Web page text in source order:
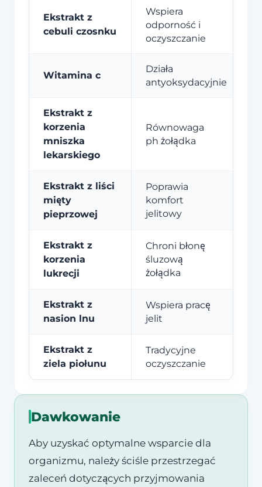
Ekstrakt z
cebuli czosnku
Wspiera
odporność i
oczyszczanie
Witamina c
Działa
antyoksydacyjnie
Ekstrakt z
korzenia
mniszka
lekarskiego
Równowaga
ph żołądka
Ekstrakt z liści
mięty
pieprzowej
Poprawia
komfort
jelitowy
Ekstrakt z
korzenia
lukrecji
Chroni błonę
śluzową
żołądka
Ekstrakt z
nasion lnu
Wspiera pracę
jelit
Ekstrakt z
ziela piołunu
Tradycyjne
oczyszczanie
Dawkowanie
Aby uzyskać optymalne wsparcie dla
organizmu, należy ściśle przestrzegać
zaleceń dotyczących przyjmowania